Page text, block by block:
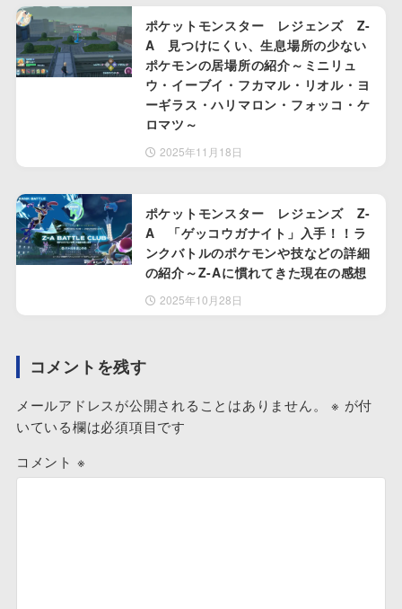
ポケットモンスター レジェンズ Z-
A 見つけにくい、生息場所の少ない
ポケモンの居場所の紹介～ミニリュ
ウ・イーブイ・フカマル・リオル・ヨ
ーギラス・ハリマロン・フォッコ・ケ
ロマツ～
2025年11月18日
ポケットモンスター レジェンズ Z-
A 「ゲッコウガナイト」入手！！ラ
ンクバトルのポケモンや技などの詳細
の紹介～Z-Aに慣れてきた現在の感想
2025年10月28日
コメントを残す
メールアドレスが公開されることはありません。 ※ が付
いている欄は必須項目です
コメント ※